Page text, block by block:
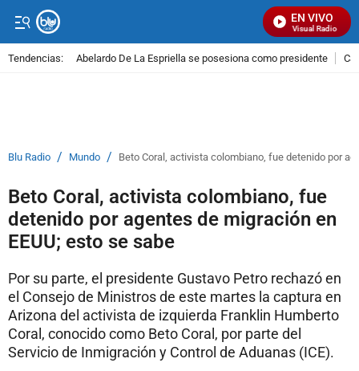
EN VIVO
Señal Visual Radio
Tendencias: Abelardo De La Espriella se posesiona como presidente
Blu Radio / Mundo / Beto Coral, activista colombiano, fue detenido por
Beto Coral, activista colombiano, fue
detenido por agentes de migración en
EEUU; esto se sabe
Por su parte, el presidente Gustavo Petro rechazó en
el Consejo de Ministros de este martes la captura en
Arizona del activista de izquierda Franklin Humberto
Coral, conocido como Beto Coral, por parte del
Servicio de Inmigración y Control de Aduanas (ICE).